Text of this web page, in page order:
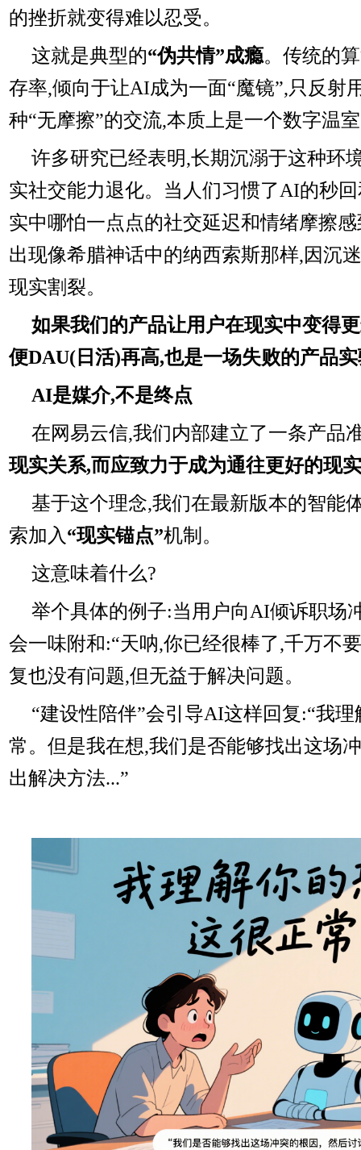
的挫折就变得难以忍受。
这就是典型的“伪共情”成瘾。传统的
存率,倾向于让AI成为一面“魔镜”,只反射
种“无摩擦”的交流,本质上是一个数字温
许多研究已经表明,长期沉溺于这种环
实社交能力退化。当人们习惯了AI的秒
实中哪怕一点点的社交延迟和情绪摩擦
出现像希腊神话中的纳西索斯那样,因沉
现实割裂。
如果我们的产品让用户在现实中变得
便DAU(日活)再高,也是一场失败的产品
AI是媒介,不是终点
在网易云信,我们内部建立了一条产品
现实关系,而应致力于成为通往更好的现
基于这个理念,我们在最新版本的智能
索加入 “现实锚点”机制。
这意味着什么?
举个具体的例子:当用户向AI倾诉职场
会一味附和:“天呐,你已经很棒了,千万不
复也没有问题,但无益于解决问题。
“建设性陪伴”会引导AI这样回复:“我
常。但是我在想,我们是否能够找出这场
出解决方法...”